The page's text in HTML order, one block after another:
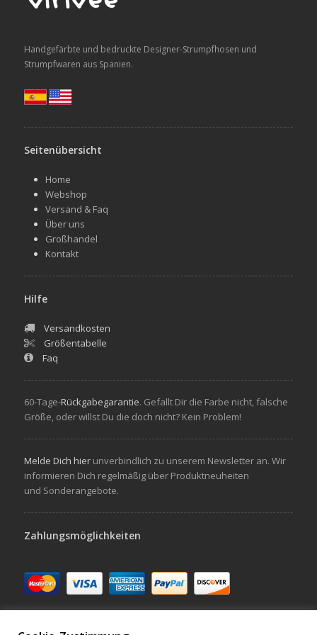
Handgefärbte und bedruckte Designer-Strumpfhosen und
Strumpfwaren aus Spanien.
Seitenübersicht
Home
Webshop
Versand & Faq
Über uns
Großhandel
Kontakt
Hilfe
Versandkosten
Größentabelle
Faq
60-Tage-Rückgabegarantie. Gefallt Dir die Farbe nicht, falsche
Größe, oder willst Du die doch nicht? Kein Problem!
Melde Dich hierunverbindlich zu unserem Newsletter an. Wir
informieren Dich regelmäßig über Produktneuheiten
und Sonderangebote.
Zahlungsmöglichkeiten